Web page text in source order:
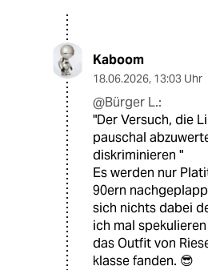
Kaboom
18.06.2026, 13:03 Uhr
@Bürger L.:
"Der Versuch, die
pauschal
diskriminieren "
Es werden nur
90ern
sich nichts dabei
ich mal
das Outfit von
klasse fanden. 😎